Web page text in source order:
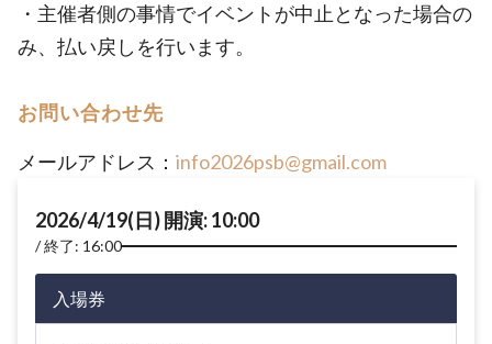
・主催者側の事情でイベントが中止となった場合の
み、払い戻しを行います。
お問い合わせ先
メールアドレス： info2026psb@gmail.com
2026/4/19(日) 開演: 10:00
終了: 16:00
入場券